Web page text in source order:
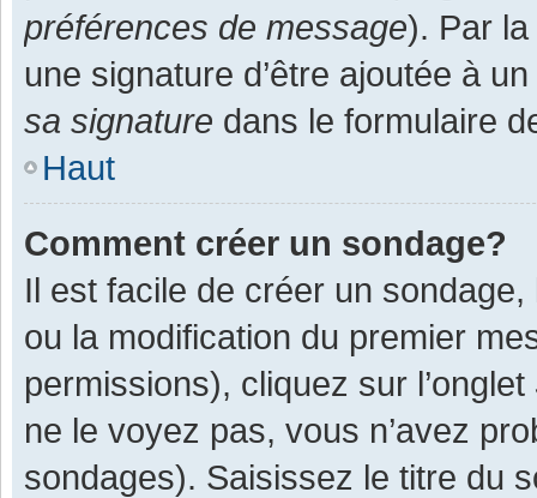
préférences de message). Par
une signature d’être ajoutée à
sa signature dans le formulaire
Haut
Comment créer un sondage?
Il est facile de créer un
ou la modification du premier
permissions), cliquez sur l’onglet
ne le voyez pas, vous n’avez
sondages). Saisissez le titre du